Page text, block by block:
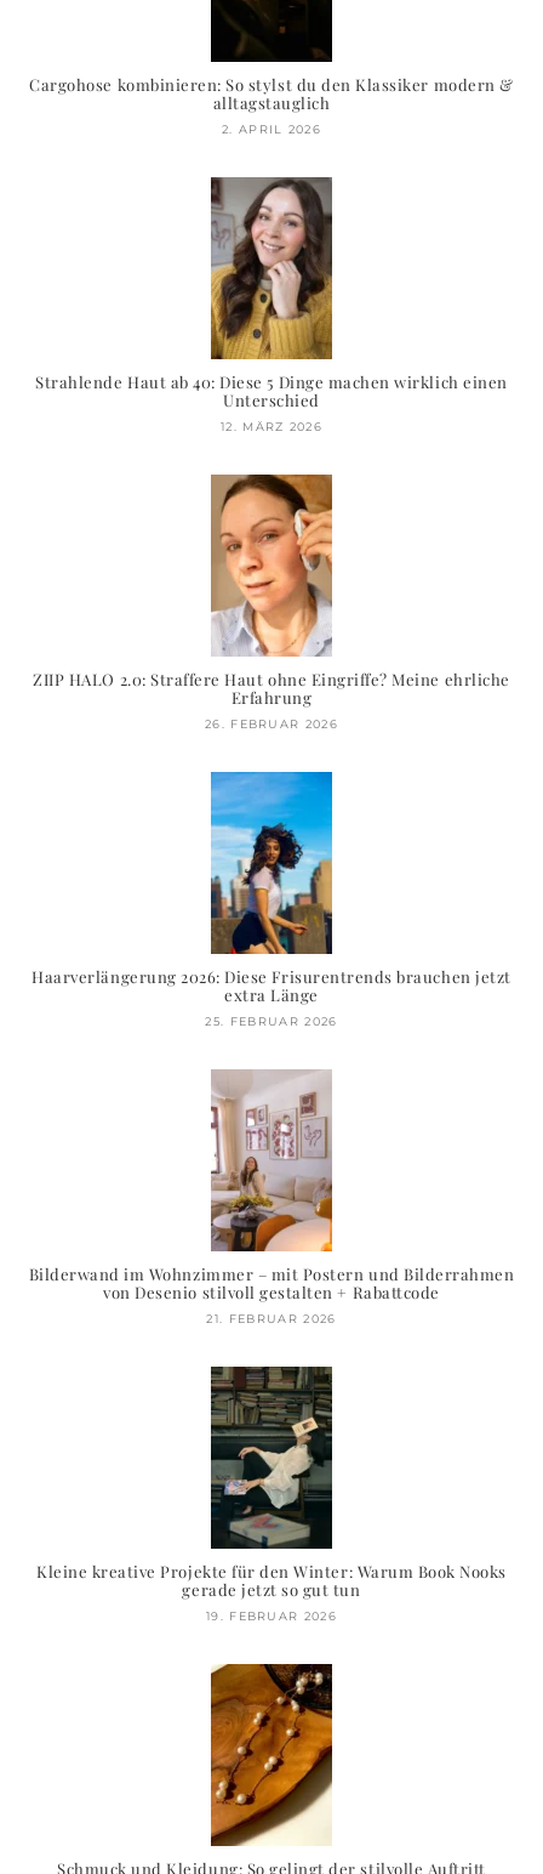
Cargohose kombinieren: So stylst du den Klassiker modern &
alltagstauglich
2. APRIL 2026
Strahlende Haut ab 40: Diese 5 Dinge machen wirklich einen
Unterschied
12. MÄRZ 2026
ZIIP HALO 2.0: Straffere Haut ohne Eingriffe? Meine ehrliche
Erfahrung
26. FEBRUAR 2026
Haarverlängerung 2026: Diese Frisurentrends brauchen jetzt
extra Länge
25. FEBRUAR 2026
Bilderwand im Wohnzimmer – mit Postern und Bilderrahmen
von Desenio stilvoll gestalten + Rabattcode
21. FEBRUAR 2026
Kleine kreative Projekte für den Winter: Warum Book Nooks
gerade jetzt so gut tun
19. FEBRUAR 2026
Schmuck und Kleidung: So gelingt der stilvolle Auftritt